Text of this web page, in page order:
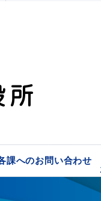
サイト「はまナビ」
課へのお問い合わせ